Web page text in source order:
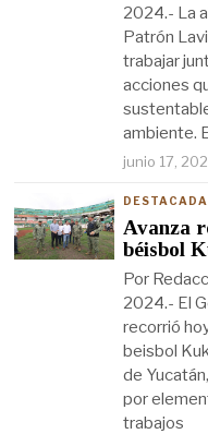
2024.- La
Patrón
trabajar
acciones
ambiente.
junio 17,
Avanza
béisbol
Por
2024.- El
recorrió
beisbol
de
por
trabajos